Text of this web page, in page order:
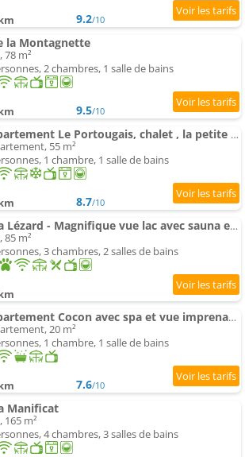
9.2/10
la Montagnette
78 m²
2 chambres, 1 salle de bains
9.5/10
Appartement Le Portougais, chalet , la petite Venise savoyarde
55 m²
1 chambre, 1 salle de bains
8.7/10
Villa Lézard - Magnifique vue lac avec sauna et piscine
85 m²
3 chambres, 2 salles de bains
Appartement Cocon avec spa et vue imprenable
20 m²
1 chambre, 1 salle de bains
7.6/10
Manificat
165 m²
4 chambres, 3 salles de bains